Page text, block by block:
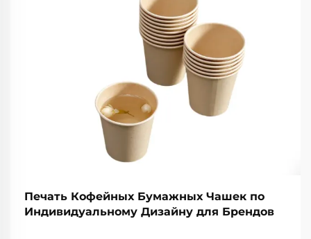
Печать Кофейных Бумажных Чашек по
Индивидуальному Дизайну для Брендов